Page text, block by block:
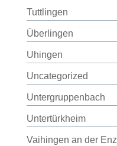
Tuttlingen
Überlingen
Uhingen
Uncategorized
Untergruppenbach
Untertürkheim
Vaihingen an der Enz